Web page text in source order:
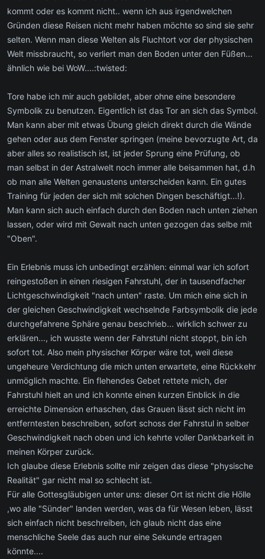
kommt oder es kommt nicht.. wenn ich aus irgendwelchen
Gründen diese Reisen nicht mehr haben möchte so sind sie sehr
selten. Wenn man diese Welten als Fluchtort vor der physischen
Welt missbraucht, so verliert man den Boden unter den Füßen...
ähnlich wie bei WoW....:twisted:
Tore habe ich mir auch gebildet, aber ohne eine besondere
Symbolik zu benutzen. Eigentlich ist das Tor an sich das Symbol.
Man kann aber mit etwas Übung gleich direkt durch die Wände
gehen oder aus dem Fenster springen (meine bevorzugte Art, da
aber alles so realistisch ist, ist jeder Sprung eine Prüfung, ob
man selbst in der Astralwelt noch immer alle beisammen hat, d.h
ob man alle Welten genaustens unterscheiden kann. Ein gutes
Training für jeden der sich mit solchen Dingen beschäftigt...!).
Man kann sich auch einfach durch den Boden nach unten ziehen
lassen, oder wird mit Gewalt nach unten gezogen das selbe mit
"Oben".
Ein Erlebnis muss ich unbedingt erzählen: einmal war ich sofort
reingestoßen in einen riesigen Fahrstuhl, der in tausendfacher
Lichtgeschwindigkeit "nach unten" raste. Um mich eine sich in
der gleichen Geschwindigkeit wechselnde Farbsymbolik die jede
durchgefahrene Sphäre genau beschrieb... wirklich schwer zu
erklären..., ich wusste wenn der Fahrstuhl nicht stoppt, bin ich
sofort tot. Also mein physischer Körper wäre tot, weil diese
ungeheure Verdichtung die mich unten erwartete, eine Rückkehr
unmöglich machte. Ein flehendes Gebet rettete mich, der
Fahrstuhl hielt an und ich konnte einen kurzen Einblick in die
erreichte Dimension erhaschen, das Grauen lässt sich nicht im
entferntesten beschreiben, sofort schoss der Fahrstul in selber
Geschwindigkeit nach oben und ich kehrte voller Dankbarkeit in
meinen Körper zurück.
Ich glaube diese Erlebnis sollte mir zeigen das diese "physische
Realität" gar nicht mal so schlecht ist.
Für alle Gottesgläubigen unter uns: dieser Ort ist nicht die Hölle
,wo alle "Sünder" landen werden, was da für Wesen leben, lässt
sich einfach nicht beschreiben, ich glaub nicht das eine
menschliche Seele das auch nur eine Sekunde ertragen
könnte....